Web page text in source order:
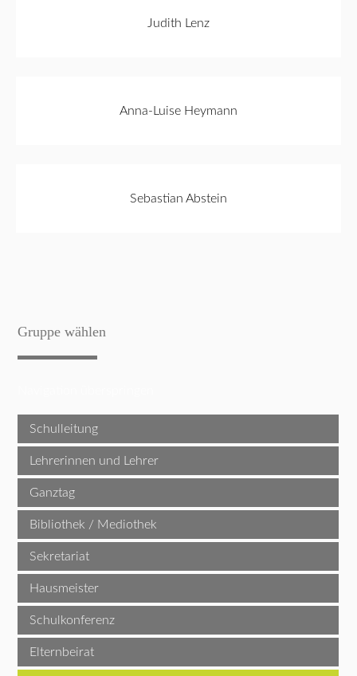
Judith Lenz
Anna-Luise Heymann
Sebastian Abstein
Gruppe wählen
Schulleitung
Lehrerinnen und Lehrer
Ganztag
Bibliothek / Mediothek
Sekretariat
Hausmeister
Schulkonferenz
Elternbeirat